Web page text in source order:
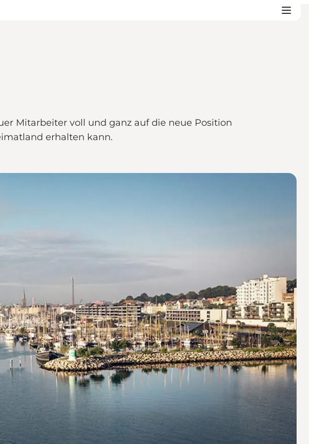
Mitarbeiter voll und ganz auf die neue Position
erhalten kann.